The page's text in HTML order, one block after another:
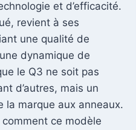
et d’efficacité.
revient à ses
une qualité de
dynamique de
le Q3 ne soit pas
d’autres, mais un
la marque aux anneaux.
ce modèle